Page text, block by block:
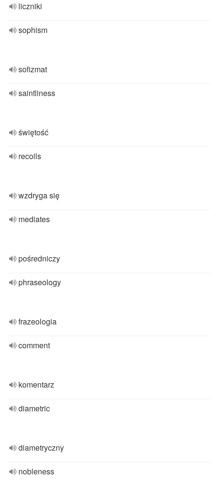
liczniki
sophism
sofizmat
saintliness
świętość
recoils
wzdryga się
mediates
pośredniczy
phraseology
frazeologia
comment
komentarz
diametric
diametryczny
nobleness